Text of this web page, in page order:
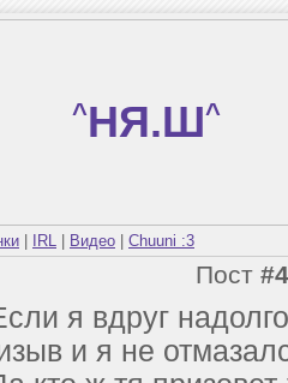
^НЯ.Ш^
IRL Видео Chuuni :3
Пост
я вдруг
и я не